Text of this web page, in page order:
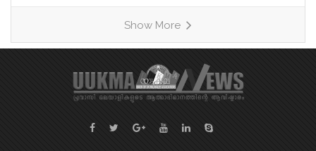
ടീമും കഠിന പരിശീലനത്തിന്റെ
അവസാനഘട്ടത്തിലാണ്. കേരളത്തിലെ
ചുണ്ടൻവള്ളം പാരമ്പര്യം
നിലനിർത്തിക്കൊണ്ട്, യുകെയിലെ
വിവിധ ബോട്ട് ക്ലബ്ബുകളെ
പ്രതിനിധീകരിക്കുന്ന ടീമുകൾ കുട്ടനാടൻ
വള്ളങ്ങളിലാണ് മത്സരിക്കുന്നത്. ഓരോ
Show More